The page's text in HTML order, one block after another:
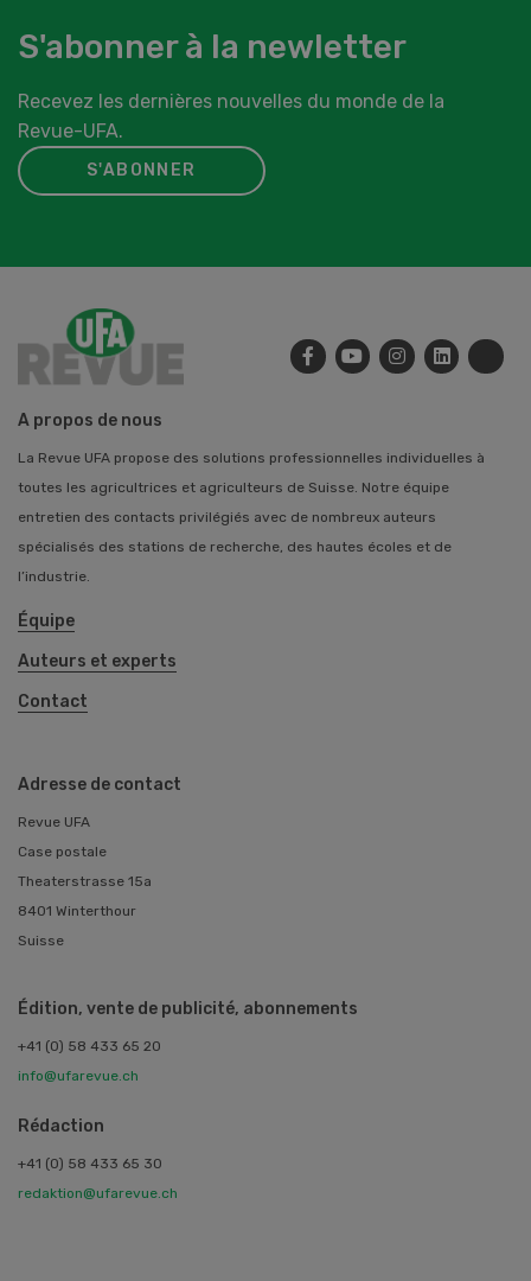
S'abonner à la newletter
Recevez les dernières nouvelles du monde de la
Revue-UFA.
S'ABONNER
A propos de nous
La Revue UFA propose des solutions professionnelles individuelles à
toutes les agricultrices et agriculteurs de Suisse. Notre équipe
entretien des contacts privilégiés avec de nombreux auteurs
spécialisés des stations de recherche, des hautes écoles et de
l’industrie.
Équipe
Auteurs et experts
Contact
Adresse de contact
Revue UFA
Case postale
Theaterstrasse 15a
8401 Winterthour
Suisse
Édition, vente de publicité, abonnements
+41 (0) 58 433 65 20
info@ufarevue.ch
Rédaction
+41 (0) 58 433 65 30
redaktion@ufarevue.ch